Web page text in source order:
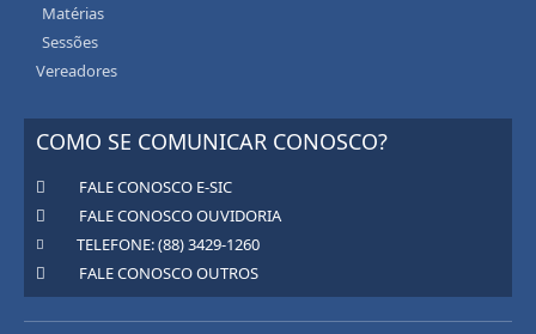
Matérias
Sessões
Vereadores
COMO SE COMUNICAR CONOSCO?
FALE CONOSCO E-SIC
FALE CONOSCO OUVIDORIA
TELEFONE: (88) 3429-1260
FALE CONOSCO OUTROS